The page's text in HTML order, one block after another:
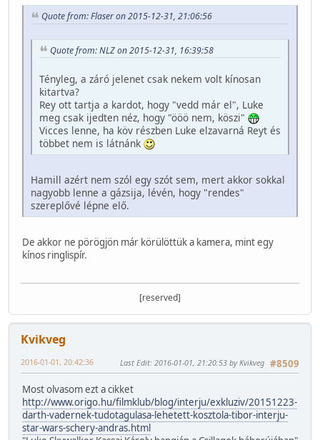
Quote from: Flaser on 2015-12-31, 21:06:56
Quote from: NLZ on 2015-12-31, 16:39:58
Tényleg, a záró jelenet csak nekem volt kínosan
kitartva?
Rey ott tartja a kardot, hogy "vedd már el", Luke
meg csak ijedten néz, hogy "ööö nem, köszi"
Vicces lenne, ha köv részben Luke elzavarná Reyt és
többet nem is látnánk
Hamill azért nem szól egy szót sem, mert akkor sokkal
nagyobb lenne a gázsija, lévén, hogy "rendes"
szereplővé lépne elő.
De akkor ne pörögjön már körülöttük a kamera, mint egy
kínos ringlispír.
[reserved]
Kvikveg
#8509
2016-01-01, 20:42:36 Last Edit: 2016-01-01, 21:20:53 by Kvikveg
Most olvasom ezt a cikket
http://www.origo.hu/filmklub/blog/interju/exkluziv/20151223-
darth-vadernek-tudotagulasa-lehetett-kosztola-tibor-interju-
star-wars-schery-andras.html